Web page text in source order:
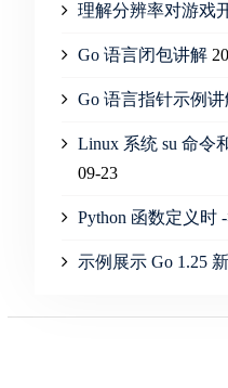
理解分辨率对游戏
Go 语言闭包讲解
Go 语言指针示例讲
Linux 系统 su 命令
09-23
Python 函数定义时
示例展示 Go 1.25